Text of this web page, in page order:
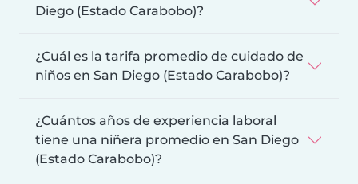
Diego (Estado Carabobo)?
¿Cuál es la tarifa promedio de cuidado de
niños en San Diego (Estado Carabobo)?
¿Cuántos años de experiencia laboral
tiene una niñera promedio en San Diego
(Estado Carabobo)?